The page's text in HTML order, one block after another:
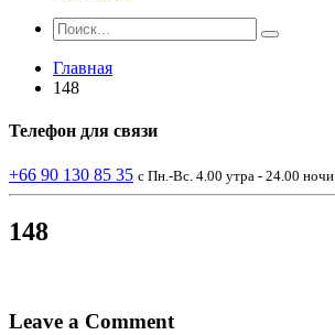
Главная
148
Телефон для связи
+66 90 130 85 35 с Пн.-Вс. 4.00 утра - 24.00 ночи
148
Leave a Comment